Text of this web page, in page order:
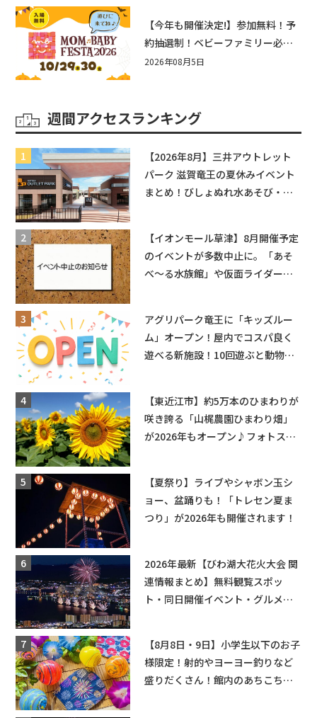
【今年も開催決定!】参加無料！予
約抽選制！ベビーファミリー必見
☆入場無料☆10/29(木)30(金)ママ
2026年08月5日
週間アクセスランキング
【2026年8月】三井アウトレット
パーク 滋賀竜王の夏休みイベント
まとめ！びしょぬれ水あそび・激
【イオンモール草津】8月開催予定
のイベントが多数中止に。「あそ
べ〜る水族館」や仮面ライダーシ
アグリパーク竜王に「キッズルー
ム」オープン！屋内でコスパ良く
遊べる新施設！10回遊ぶと動物触
【東近江市】約5万本のひまわりが
咲き誇る「山梶農園ひまわり畑」
が2026年もオープン♪フォトスポ
【夏祭り】ライブやシャボン玉シ
ョー、盆踊りも！「トレセン夏ま
つり」が2026年も開催されます！
2026年最新【びわ湖大花火大会 関
連情報まとめ】無料観覧スポッ
ト・同日開催イベント・グルメマ
【8月8日・9日】小学生以下のお子
様限定！射的やヨーヨー釣りなど
盛りだくさん！館内のあちこちに